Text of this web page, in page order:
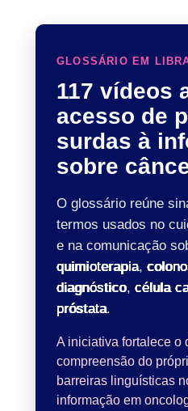
GLOSSÁRIO EM
117 vídeos
acesso de
surdas à
sobre
O glossário reúne
termos usados no
e na comunicação
quimioterapia,
diagnóstico, célula
próstata.
A iniciativa fortalece o
compreensão do
barreiras linguísticas
informação em